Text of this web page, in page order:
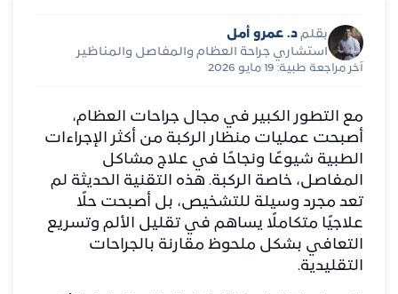
بقلم د. عمرو أمل
استشاري جراحة العظام والمفاصل والمناظير
آخر مراجعة طبية: 19 مايو 2026
مع التطور الكبير في مجال جراحات العظام،
أصبحت عمليات منظار الركبة من أكثر الإجراءات
الطبية شيوعًا ونجاحًا في علاج مشاكل
المفاصل، خاصة الركبة. هذه التقنية الحديثة لم
تعد مجرد وسيلة للتشخيص، بل أصبحت حلًا
علاجيًا متكاملًا يساهم في تقليل الألم وتسريع
التعافي بشكل ملحوظ مقارنة بالجراحات
التقليدية.